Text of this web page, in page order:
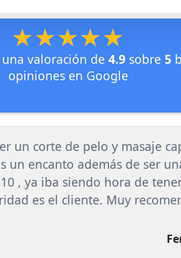
★★★★★
★★★★★
valoración de4.9 sobre5
opiniones en Google
un corte de pelo y masaje
un encanto además de ser
, ya iba siendo hora de
es el cliente. Muy